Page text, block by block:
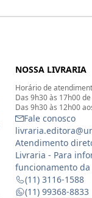
NOSSA LIVRARIA
Horário de
Das 9h30 às 17h00
Das 9h30 às 12h00
Fale conosco
Atendimento
Livraria - Para
funcionamento
(11) 3116-1588
(11) 99368-8833